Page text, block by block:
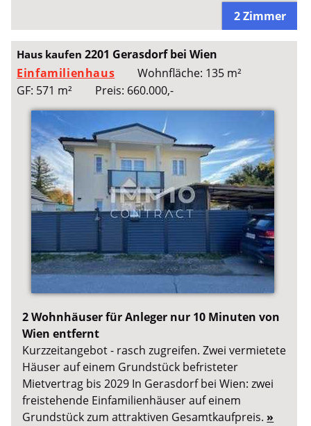
2 Zimmer
Haus kaufen2201 Gerasdorf bei Wien
Einfamilienhaus
Wohnfläche: 135 m²
GF: 571 m²
Preis: 660.000,-
2 Wohnhäuser für Anleger nur 10 Minuten von
Wien entfernt
Kurzzeitangebot - rasch zugreifen. Zwei vermietete
Häuser auf einem Grundstück befristeter
Mietvertrag bis 2029 In Gerasdorf bei Wien: zwei
freistehende Einfamilienhäuser auf einem
Grundstück zum attraktiven Gesamtkaufpreis. »